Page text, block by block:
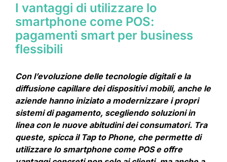
I vantaggi di utilizzare lo
smartphone come POS:
pagamenti smart per business
flessibili
Con l’evoluzione delle tecnologie digitali e la
diffusione capillare dei dispositivi mobili, anche le
aziende hanno iniziato a modernizzare i propri
sistemi di pagamento, scegliendo soluzioni in
linea con le nuove abitudini dei consumatori. Tra
queste, spicca il Tap to Phone, che permette di
utilizzare lo smartphone come POS e offre